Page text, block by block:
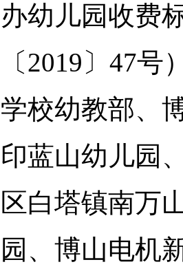
办幼儿园收费
〔2019 〕 47号
学校幼教部、
印蓝山幼儿园
区白塔镇南万
园、博山电机